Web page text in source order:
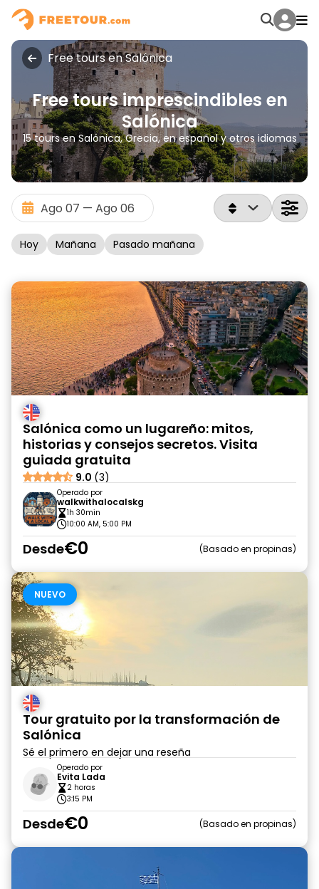
Free tours en Salónica
Free tours imprescindibles en
Salónica
15 tours en Salónica, Grecia, en español y otros idiomas
Hoy Mañana Pasado mañana
Salónica como un lugareño: mitos,
historias y consejos secretos. Visita
guiada gratuita
9.0 (3)
Operado por
walkwithalocalskg
1h 30min
10:00 AM, 5:00 PM
Desde€0 Basado en propinas
NUEVO
Tour gratuito por la transformación de
Salónica
Sé el primero en dejar una reseña
Operado por
Evita Lada
2 horas
3:15 PM
Desde€0 Basado en propinas